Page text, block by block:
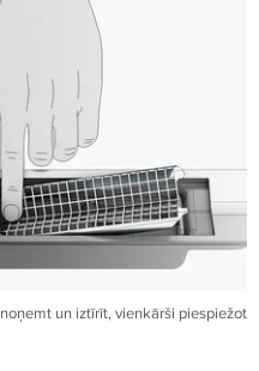
un iztīrīt, vienkārši piespiežot